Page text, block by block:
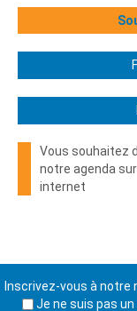
Vous souhaitez
notre agenda
internet
Inscrivez-vous à
Je ne suis pas